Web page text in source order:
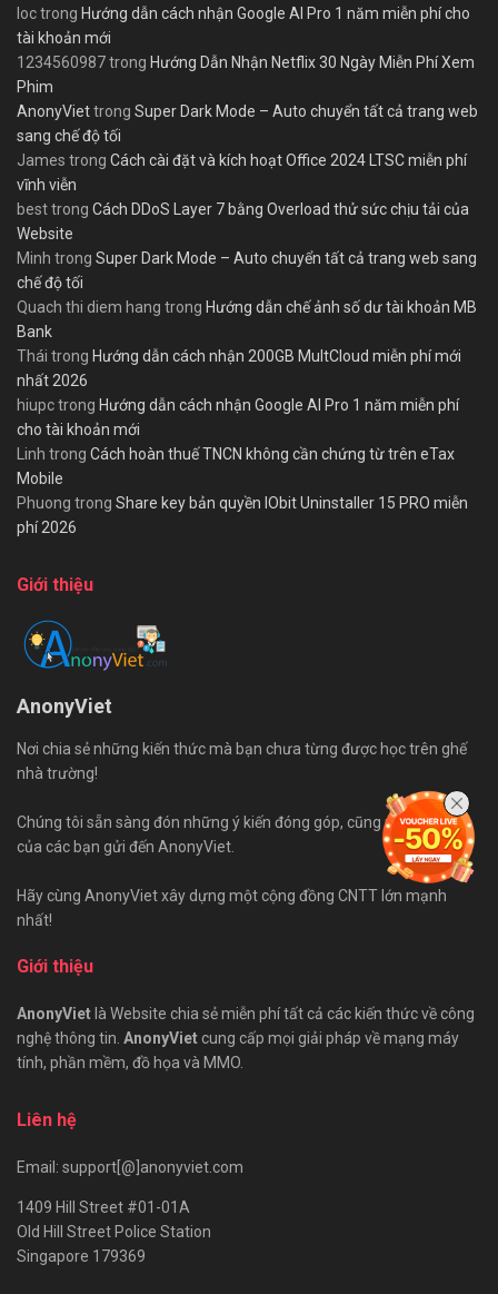
loctrong Hướng dẫn cách nhận Google AI Pro 1 năm miễn phí cho
tài khoản mới
1234560987trong Hướng Dẫn Nhận Netflix 30 Ngày Miễn Phí Xem
Phim
AnonyViettrong Super Dark Mode – Auto chuyển tất cả trang web
sang chế độ tối
James trong Cách cài đặt và kích hoạt Office 2024 LTSC miễn phí
vĩnh viễn
besttrong Cách DDoS Layer 7 bằng Overload thử sức chịu tải của
Website
Minh trong Super Dark Mode – Auto chuyển tất cả trang web sang
chế độ tối
Quach thi diem hang trong Hướng dẫn chế ảnh số dư tài khoản MB
Bank
Thái trong Hướng dẫn cách nhận 200GB MultCloud miễn phí mới
nhất 2026
hiupctrong Hướng dẫn cách nhận Google AI Pro 1 năm miễn phí
cho tài khoản mới
Linh trong Cách hoàn thuế TNCN không cần chứng từ trên eTax
Mobile
Phuong trong Share key bản quyền IObit Uninstaller 15 PRO miễn
phí 2026
Giới thiệu
AnonyViet
Nơi chia sẻ những kiến thức mà bạn chưa từng được học trên ghế
nhà trường!
Chúng tôi sẵn sàng đón những ý kiến đóng góp, cũng như bài viết
của các bạn gửi đến AnonyViet.
Hãy cùng AnonyViet xây dựng một cộng đồng CNTT lớn mạnh
nhất!
Giới thiệu
AnonyVietlà Website chia sẻ miễn phí tất cả các kiến thức về công
nghệ thông tin. AnonyViet cung cấp mọi giải pháp về mạng máy
tính, phần mềm, đồ họa và MMO.
Liên hệ
Email: support[@]anonyviet.com
1409 Hill Street #01-01A
Old Hill Street Police Station
Singapore 179369